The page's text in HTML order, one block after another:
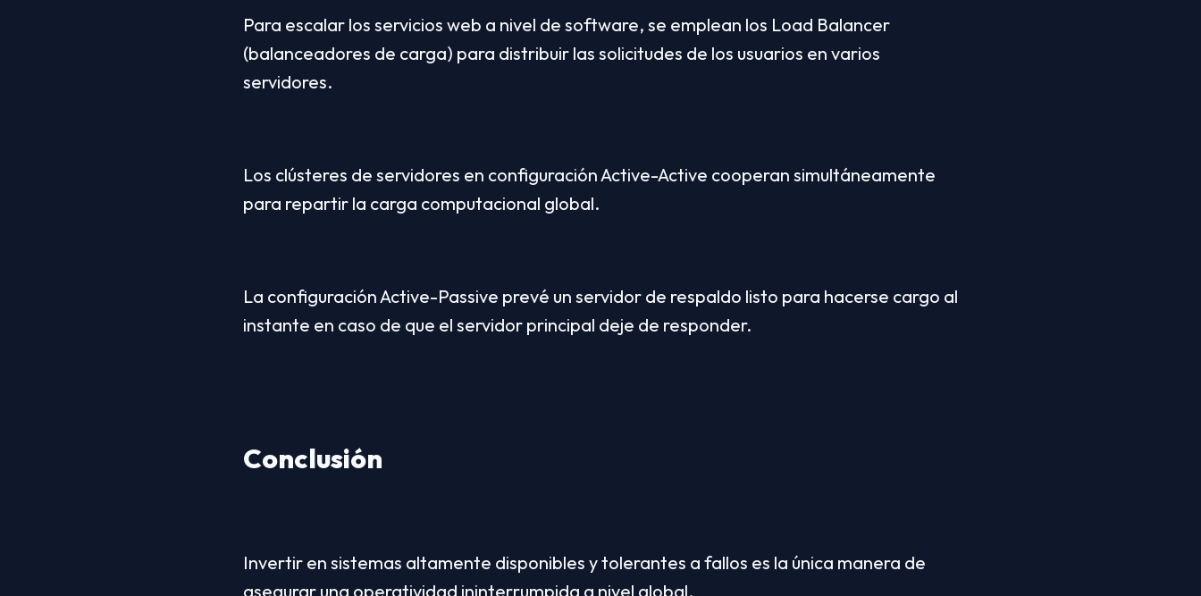
Para escalar los servicios web a nivel de software, se emplean los Load Balancer
(balanceadores de carga) para distribuir las solicitudes de los usuarios en varios
servidores.
Los clústeres de servidores en configuración Active-Active cooperan simultáneamente
para repartir la carga computacional global.
La configuración Active-Passive prevé un servidor de respaldo listo para hacerse cargo al
instante en caso de que el servidor principal deje de responder.
Conclusión
Invertir en sistemas altamente disponibles y tolerantes a fallos es la única manera de
asegurar una operatividad ininterrumpida a nivel global.